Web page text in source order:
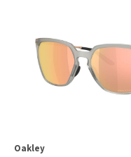
Oakley